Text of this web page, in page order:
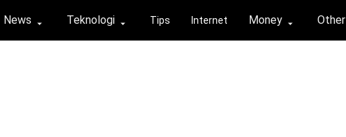
News ⏶ Teknologi ⏶ Tips Internet Money ⏶ Other